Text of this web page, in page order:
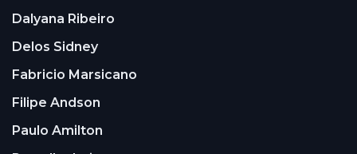
Dalyana Ribeiro
Delos Sidney
Fabricio Marsicano
Filipe Andson
Paulo Amilton